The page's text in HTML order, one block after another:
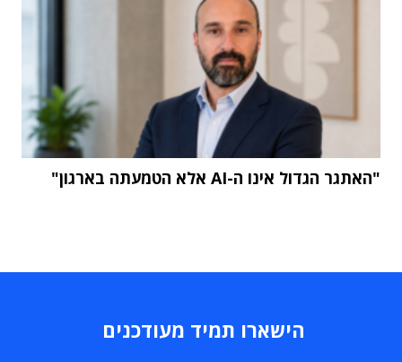
"האתגר הגדול אינו ה-AI אלא הטמעתה בארגון"
הישארו תמיד מעודכנים